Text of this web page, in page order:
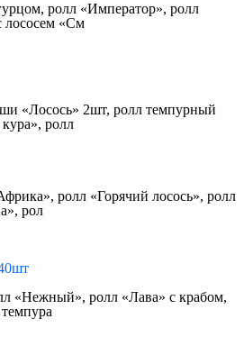
ролл «Император», ролл
лососем «См
«Лосось» 2шт, ролл темпурный
ролл
ролл «Горячий лосось», ролл
рол
«Нежный», ролл «Лава» с крабом,